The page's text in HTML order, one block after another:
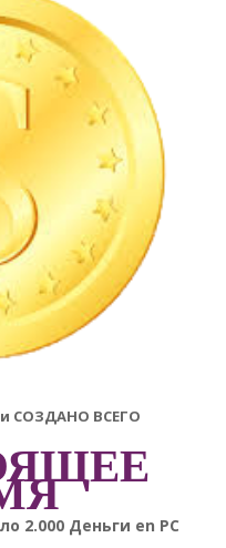
СОЗДАНО ВСЕГО
Деньги enAndroid